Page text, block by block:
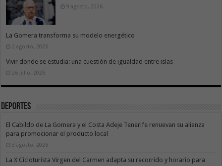
9 agosto, 2026
La Gomera transforma su modelo energético
2 agosto, 2026
Vivir donde se estudia: una cuestión de igualdad entre islas
26 julio, 2026
Deportes
El Cabildo de La Gomera y el Costa Adeje Tenerife renuevan su alianza
para promocionar el producto local
3 agosto, 2026
La X Cicloturista Virgen del Carmen adapta su recorrido y horario para